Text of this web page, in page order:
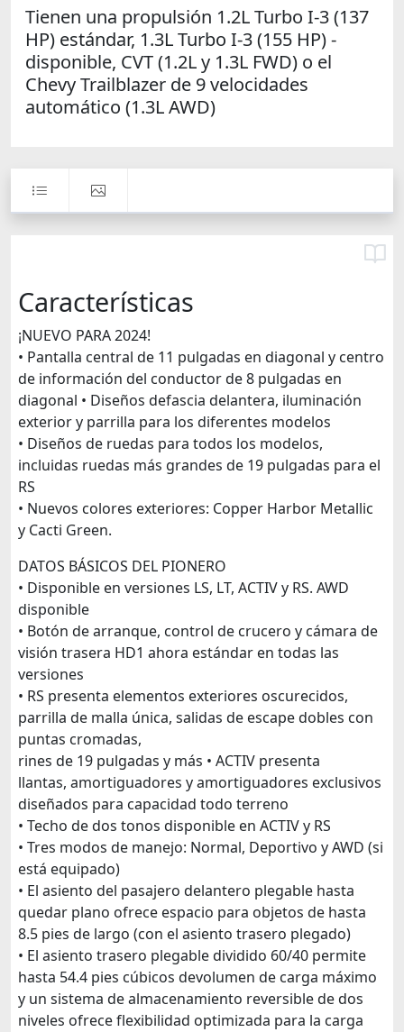
Tienen una propulsión 1.2L Turbo I-3 (137
HP) estándar, 1.3L Turbo I-3 (155 HP) -
disponible, CVT (1.2L y 1.3L FWD) o el
Chevy Trailblazer de 9 velocidades
automático (1.3L AWD)
Características
¡NUEVO PARA 2024!
• Pantalla central de 11 pulgadas en diagonal y centro
de información del conductor de 8 pulgadas en
diagonal • Diseños defascia delantera, iluminación
exterior y parrilla para los diferentes modelos
• Diseños de ruedas para todos los modelos,
incluidas ruedas más grandes de 19 pulgadas para el
RS
• Nuevos colores exteriores: Copper Harbor Metallic
y Cacti Green.
DATOS BÁSICOS DEL PIONERO
• Disponible en versiones LS, LT, ACTIV y RS. AWD
disponible
• Botón de arranque, control de crucero y cámara de
visión trasera HD1 ahora estándar en todas las
versiones
• RS presenta elementos exteriores oscurecidos,
parrilla de malla única, salidas de escape dobles con
puntas cromadas,
rines de 19 pulgadas y más • ACTIV presenta
llantas, amortiguadores y amortiguadores exclusivos
diseñados para capacidad todo terreno
• Techo de dos tonos disponible en ACTIV y RS
• Tres modos de manejo: Normal, Deportivo y AWD (si
está equipado)
• El asiento del pasajero delantero plegable hasta
quedar plano ofrece espacio para objetos de hasta
8.5 pies de largo (con el asiento trasero plegado)
• El asiento trasero plegable dividido 60/40 permite
hasta 54.4 pies cúbicos devolumen de carga máximo
y un sistema de almacenamiento reversible de dos
niveles ofrece flexibilidad optimizada para la carga